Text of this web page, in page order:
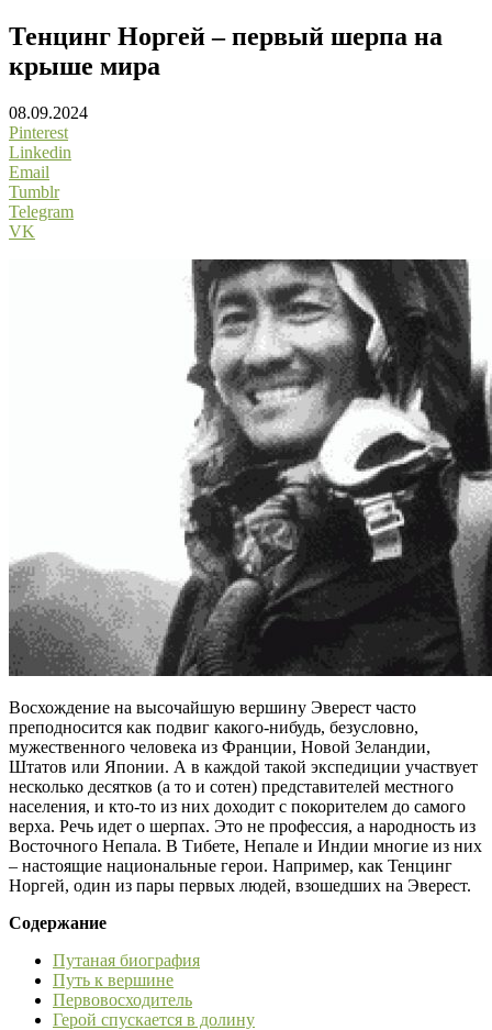
Тенцинг Норгей – первый шерпа на
крыше мира
08.09.2024
Pinterest
Linkedin
Email
Tumblr
Telegram
VK
Восхождение на высочайшую вершину Эверест часто
преподносится как подвиг какого-нибудь, безусловно,
мужественного человека из Франции, Новой Зеландии,
Штатов или Японии. А в каждой такой экспедиции участвует
несколько десятков (а то и сотен) представителей местного
населения, и кто-то из них доходит с покорителем до самого
верха. Речь идет о шерпах. Это не профессия, а народность из
Восточного Непала. В Тибете, Непале и Индии многие из них
– настоящие национальные герои. Например, как Тенцинг
Норгей, один из пары первых людей, взошедших на Эверест.
Содержание
Путаная биография
Путь к вершине
Первовосходитель
Герой спускается в долину